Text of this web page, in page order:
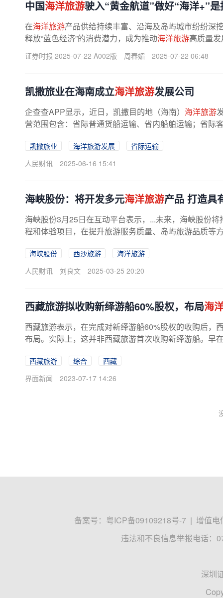
中国海洋旅游驶入“黄金航道”做好“海洋+”
在海洋旅游产品供给持续丰富、沿海及岛屿城市纷纷深
释放“蓝色经济”的消费潜力，成为推动海洋旅游高质量
证券时报 2025-07-22 A002版 周春媚 2025-07-22 06:48
凯撒旅业在海南成立海洋旅游发展公司
企查查APP显示，近日，凯撒目的地（海南） 海洋旅游
营范围包含：省际普通货船运输、省内船舶运输；省际
凯撒旅业 海洋旅游发展
省际运输
人民财讯
2025-06-16 15:41
海峡股份：将开发多元海洋旅游产品 打造具
海峡股份3月25日在互动平台表示，...未来，海峡股份
程和体验项目，在提升旅游服务质量、岛屿旅游品质等
海峡股份 西沙旅游
海洋旅游
人民财讯
刘良文 2025-03-25 20:20
西藏旅游拟收购新绎游船60%股权，布局海
西藏旅游表示，在完成对新绎游船60%股权的收购后，
布局。实际上，这并非西藏旅游首次收购新绎游船。早
西藏旅游 综合
西藏
界面新闻
2023-07-17 14:26
备案号： 粤ICP备09109218号-7 | 增值电
违法和不良信息举报电话：
深圳